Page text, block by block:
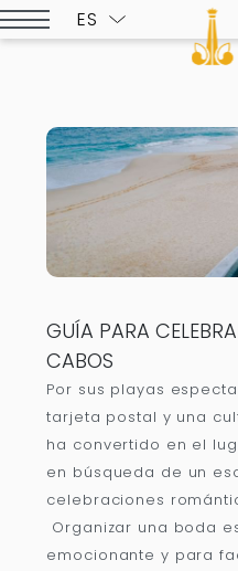
ES
GUÍA PARA
CABOS
Por sus playas
tarjeta postal y una
ha convertido en el
en búsqueda de un
celebraciones
Organizar una boda
emocionante y para